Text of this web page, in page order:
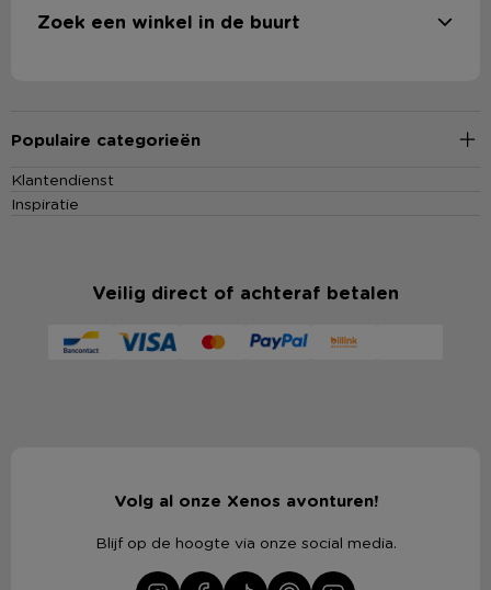
Zoek een winkel in de buurt
Populaire categorieën
Klantendienst
Inspiratie
Veilig direct of achteraf betalen
Volg al onze Xenos avonturen!
Blijf op de hoogte via onze social media.